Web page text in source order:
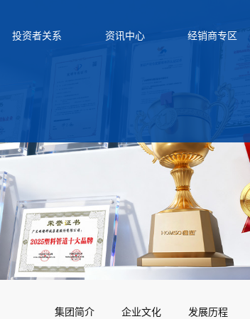
投资者关系 资讯中心 经销商专区
集团简介 企业文化 发展历程